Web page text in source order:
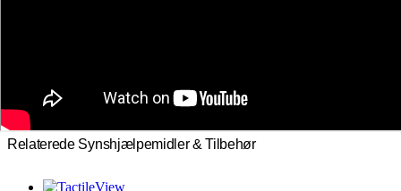
Relaterede Synshjælpemidler & Tilbehør